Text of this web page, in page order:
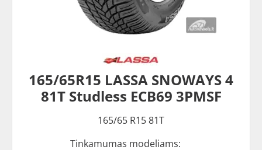
165/65R15 LASSA SNOWAYS 4
81T Studless ECB69 3PMSF
165/65 R15 81T
Tinkamumas modeliams: